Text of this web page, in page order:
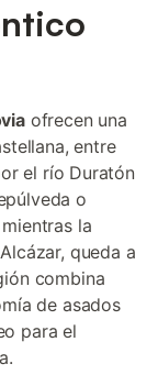
ofrecen una
entre
el río Duratón
o
la
queda a
combina
de asados
para el